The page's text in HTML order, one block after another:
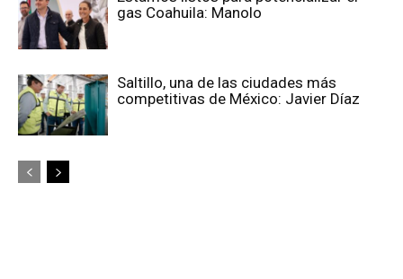
gas Coahuila: Manolo
Saltillo, una de las ciudades más
competitivas de México: Javier Díaz